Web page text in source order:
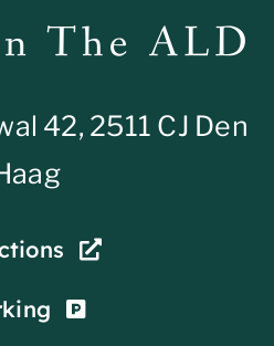
The ALD
42, 2511 CJ Den